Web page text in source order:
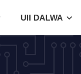
UII DALWA